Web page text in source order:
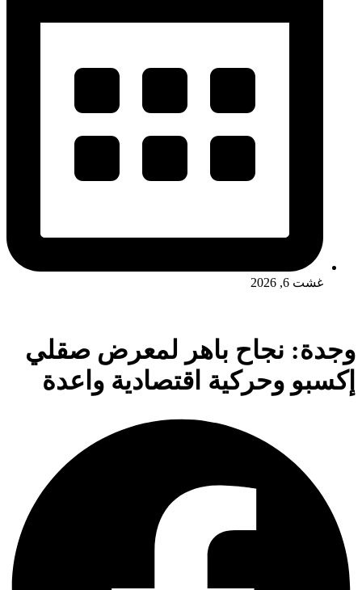
غشت 6, 2026
وجدة: نجاح باهر لمعرض صقلي
إكسبو وحركية اقتصادية واعدة